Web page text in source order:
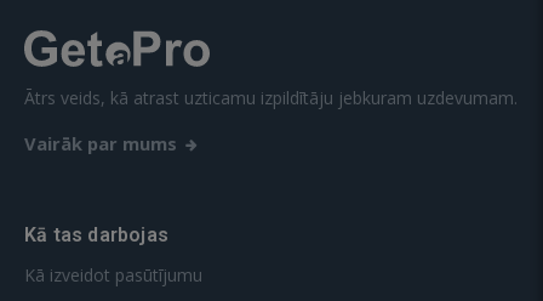
Ātrs veids, kā atrast uzticamu izpildītāju jebkuram uzdevumam.
Vairāk par mums
Kā tas darbojas
Kā izveidot pasūtījumu